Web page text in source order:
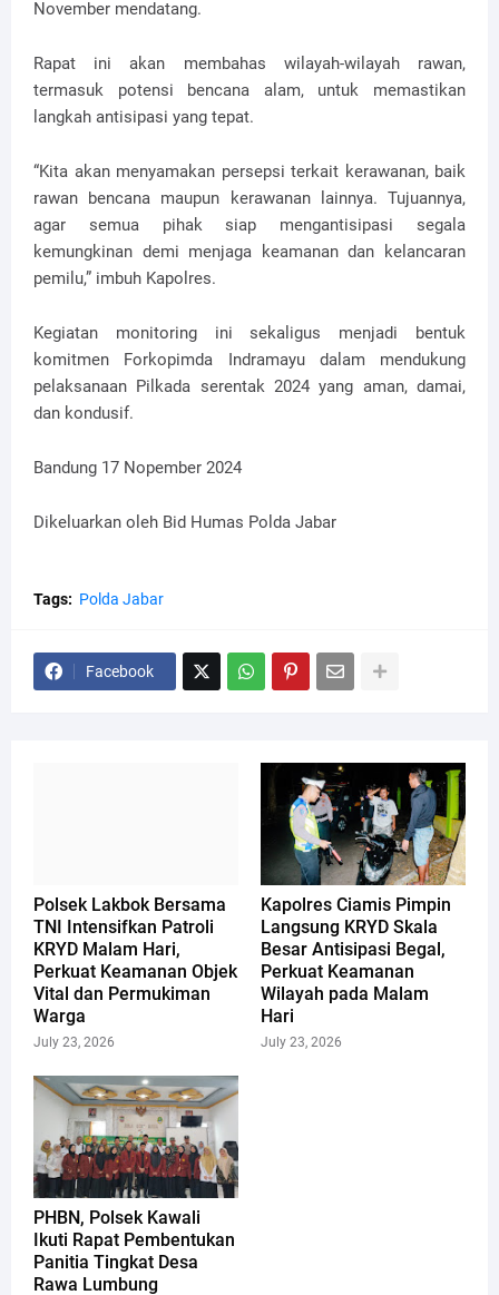
November mendatang.
Rapat ini akan membahas wilayah-wilayah rawan,
termasuk potensi bencana alam, untuk memastikan
langkah antisipasi yang tepat.
“Kita akan menyamakan persepsi terkait kerawanan, baik
rawan bencana maupun kerawanan lainnya. Tujuannya,
agar semua pihak siap mengantisipasi segala
kemungkinan demi menjaga keamanan dan kelancaran
pemilu,” imbuh Kapolres.
Kegiatan monitoring ini sekaligus menjadi bentuk
komitmen Forkopimda Indramayu dalam mendukung
pelaksanaan Pilkada serentak 2024 yang aman, damai,
dan kondusif.
Bandung 17 Nopember 2024
Dikeluarkan oleh Bid Humas Polda Jabar
Tags: Polda Jabar
Facebook
Polsek Lakbok Bersama
TNI Intensifkan Patroli
KRYD Malam Hari,
Perkuat Keamanan Objek
Vital dan Permukiman
Warga
July 23, 2026
Kapolres Ciamis Pimpin
Langsung KRYD Skala
Besar Antisipasi Begal,
Perkuat Keamanan
Wilayah pada Malam
Hari
July 23, 2026
PHBN, Polsek Kawali
Ikuti Rapat Pembentukan
Panitia Tingkat Desa
Rawa Lumbung